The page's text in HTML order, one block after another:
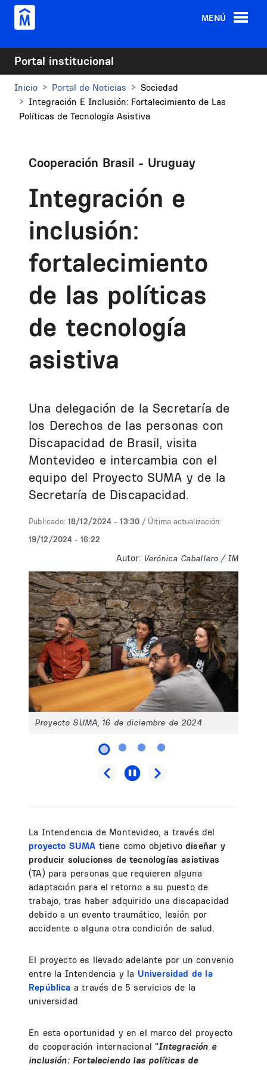
Pasar al contenido principal
MENÚ
Portal institucional
Inicio Portal de Noticias
Sociedad
Integración E Inclusión: Fortalecimiento de Las
Políticas de Tecnología Asistiva
Cooperación Brasil - Uruguay
Integración e
inclusión:
fortalecimiento
de las políticas
de tecnología
asistiva
Una delegación de la Secretaría de
los Derechos de las personas con
Discapacidad de Brasil, visita
Montevideo e intercambia con el
equipo del Proyecto SUMA y de la
Secretaría de Discapacidad.
Publicado: 18/12/2024 - 13:30 / Última actualización:
19/12/2024 - 16:22
Autor: Verónica Caballero / IM
Proyecto SUMA, 16 de diciembre de 2024
La Intendencia de Montevideo, a través del
proyecto SUMA tiene como objetivodiseñar y
producir soluciones de tecnologías asistivas
(TA) para personas que requieren alguna
adaptación para el retorno a su puesto de
trabajo, tras haber adquirido una discapacidad
debido a un evento traumático, lesión por
accidente o alguna otra condición de salud.
El proyecto es llevado adelante por un convenio
entre la Intendencia y la Universidad de la
República a través de 5 servicios de la
universidad.
En esta oportunidad y en el marco del proyecto
de cooperación internacional “Integración e
inclusión: Fortaleciendo las políticas de